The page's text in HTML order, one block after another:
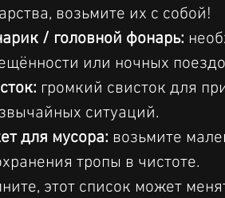
возьмите их с собой!
/ головной фонарь:
или ночных
громкий свисток для
ситуаций.
для мусора: возьмите
тропы в чистоте.
этот список может